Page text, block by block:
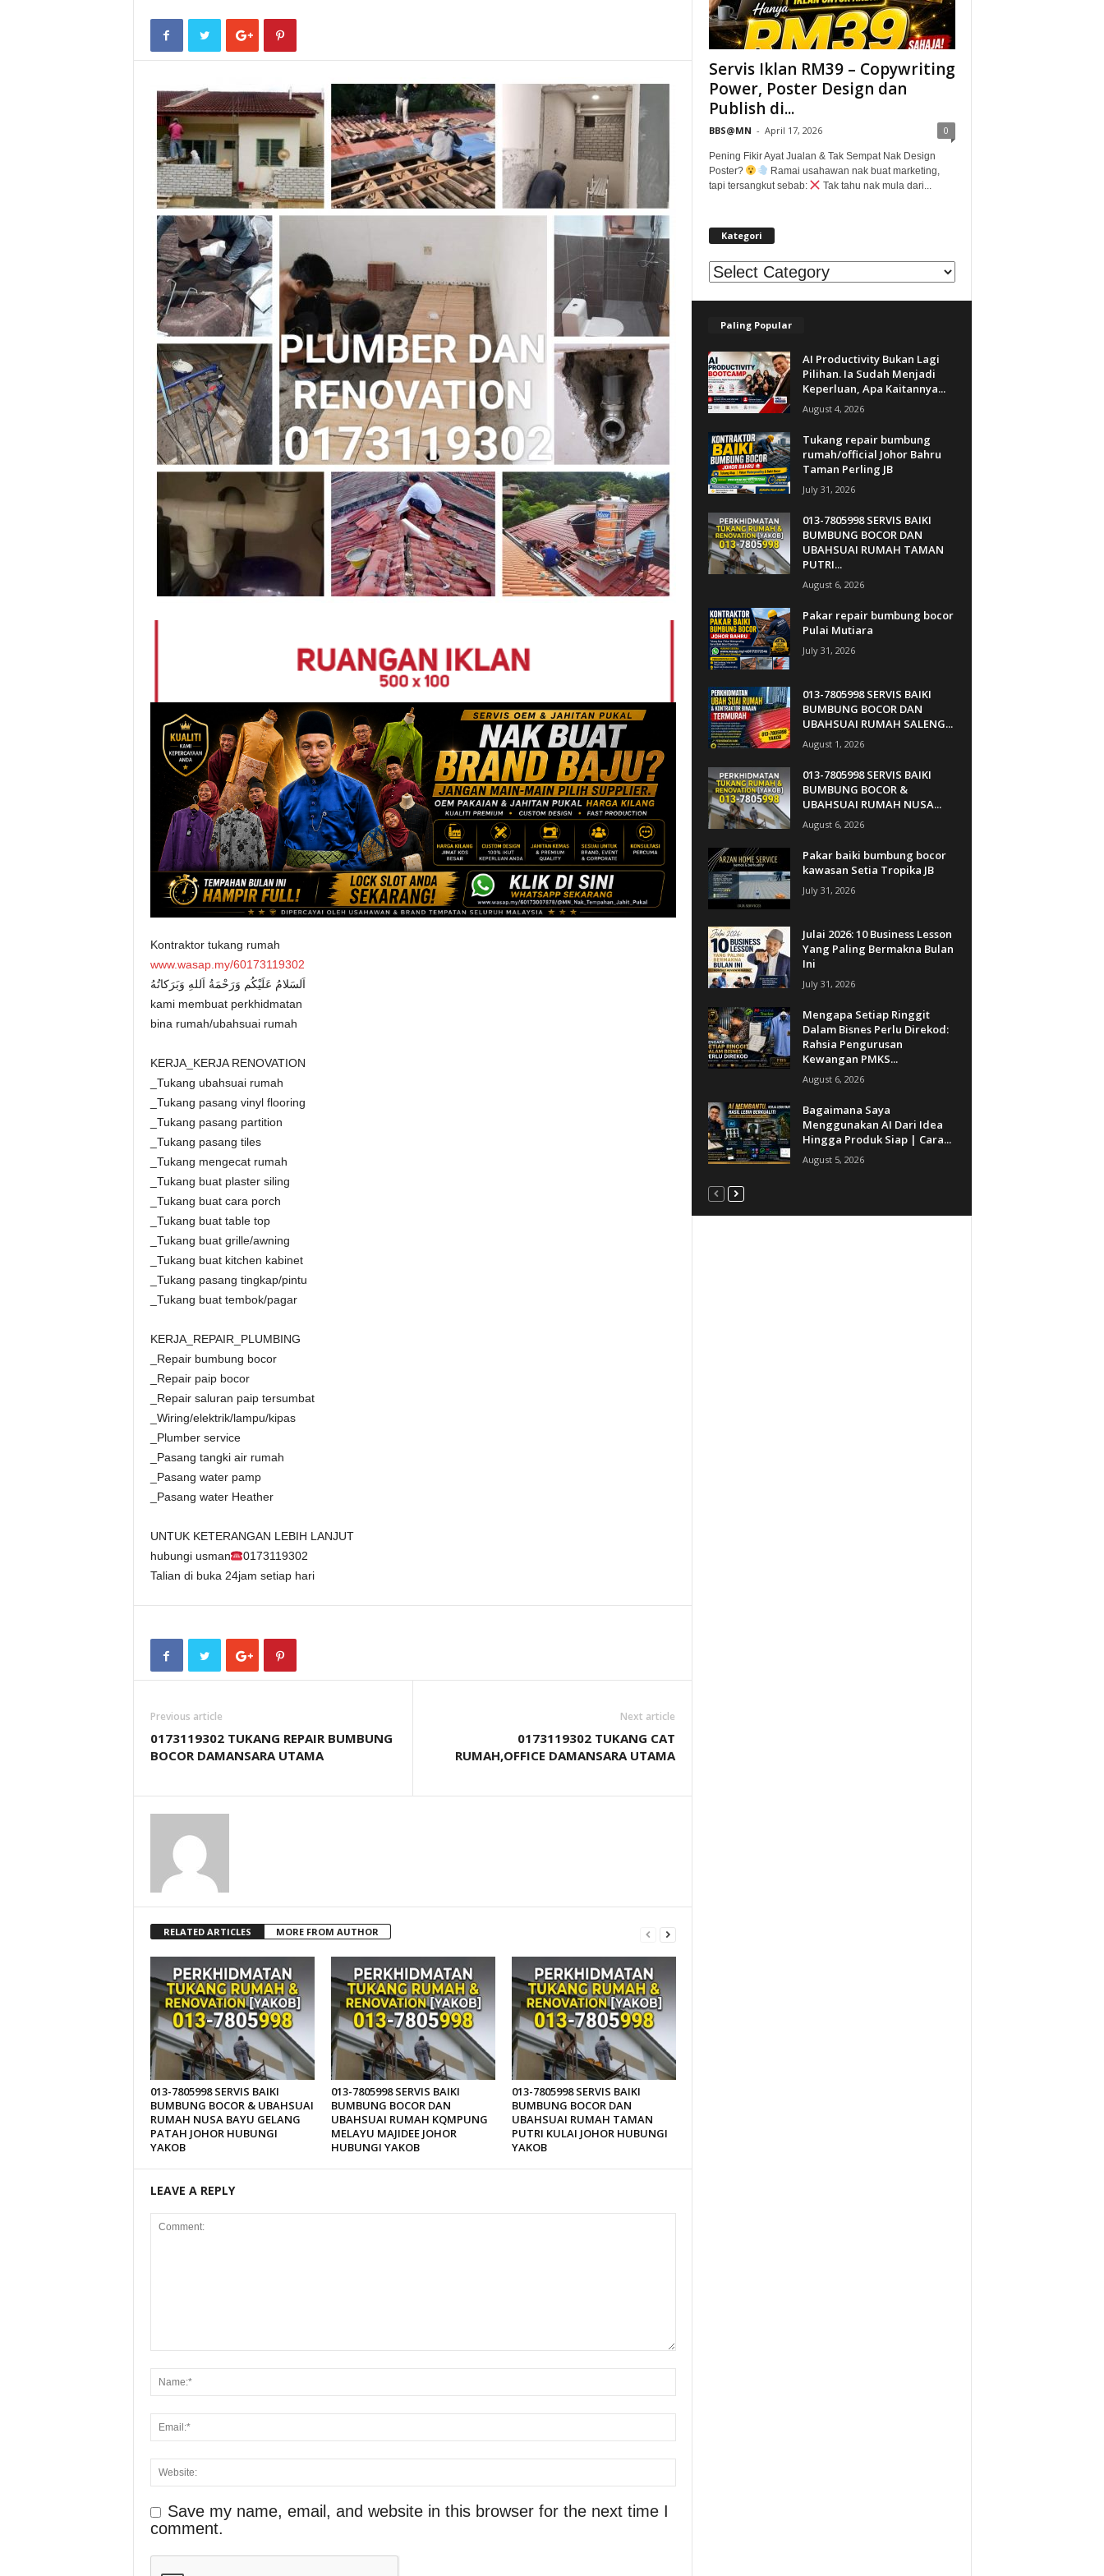
Kontraktor tukang rumah
www.wasap.my/60173119302
اَلسَلامُ عَلَيْكُم وَرَحْمَةُ اَللهِ وَبَرَكاتُهُ
kami membuat perkhidmatan
bina rumah/ubahsuai rumah
KERJA_KERJA RENOVATION
_Tukang ubahsuai rumah
_Tukang pasang vinyl flooring
_Tukang pasang partition
_Tukang pasang tiles
_Tukang mengecat rumah
_Tukang buat plaster siling
_Tukang buat cara porch
_Tukang buat table top
_Tukang buat grille/awning
_Tukang buat kitchen kabinet
_Tukang pasang tingkap/pintu
_Tukang buat tembok/pagar
KERJA_REPAIR_PLUMBING
_Repair bumbung bocor
_Repair paip bocor
_Repair saluran paip tersumbat
_Wiring/elektrik/lampu/kipas
_Plumber service
_Pasang tangki air rumah
_Pasang water pamp
_Pasang water Heather
UNTUK KETERANGAN LEBIH LANJUT
hubungi usman
0173119302
Talian di buka 24jam setiap hari
Previous article
0173119302 TUKANG REPAIR BUMBUNG
BOCOR DAMANSARA UTAMA
Next article
0173119302 TUKANG CAT
RUMAH,OFFICE DAMANSARA UTAMA
RELATED ARTICLES MORE FROM AUTHOR
013-7805998 SERVIS BAIKI
BUMBUNG BOCOR & UBAHSUAI
RUMAH NUSA BAYU GELANG
PATAH JOHOR HUBUNGI
YAKOB
013-7805998 SERVIS BAIKI
BUMBUNG BOCOR DAN
UBAHSUAI RUMAH KQMPUNG
MELAYU MAJIDEE JOHOR
HUBUNGI YAKOB
013-7805998 SERVIS BAIKI
BUMBUNG BOCOR DAN
UBAHSUAI RUMAH TAMAN
PUTRI KULAI JOHOR HUBUNGI
YAKOB
LEAVE A REPLY
Save my name, email, and website in this browser for the next time I
comment.
Servis Iklan RM39 – Copywriting
Power, Poster Design dan
Publish di...
BBS@MN - April 17, 2026 0
Pening Fikir Ayat Jualan & Tak Sempat Nak Design
Poster?
Ramai usahawan nak buat marketing,
tapi tersangkut sebab:
Tak tahu nak mula dari...
Kategori
Kategori
Paling Popular
AI Productivity Bukan Lagi
Pilihan. Ia Sudah Menjadi
Keperluan, Apa Kaitannya...
August 4, 2026
Tukang repair bumbung
rumah/official Johor Bahru
Taman Perling JB
July 31, 2026
013-7805998 SERVIS BAIKI
BUMBUNG BOCOR DAN
UBAHSUAI RUMAH TAMAN
PUTRI...
August 6, 2026
Pakar repair bumbung bocor
Pulai Mutiara
July 31, 2026
013-7805998 SERVIS BAIKI
BUMBUNG BOCOR DAN
UBAHSUAI RUMAH SALENG...
August 1, 2026
013-7805998 SERVIS BAIKI
BUMBUNG BOCOR &
UBAHSUAI RUMAH NUSA...
August 6, 2026
Pakar baiki bumbung bocor
kawasan Setia Tropika JB
July 31, 2026
Julai 2026: 10 Business Lesson
Yang Paling Bermakna Bulan
Ini
July 31, 2026
Mengapa Setiap Ringgit
Dalam Bisnes Perlu Direkod:
Rahsia Pengurusan
Kewangan PMKS...
August 6, 2026
Bagaimana Saya
Menggunakan AI Dari Idea
Hingga Produk Siap | Cara...
August 5, 2026